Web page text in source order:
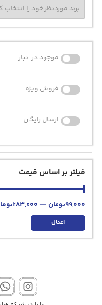
موجود در انبار
فروش ویژه
ارسال رایگان
فیلتر بر اساس قیمت
99,000تومان —
283,000
اعمال